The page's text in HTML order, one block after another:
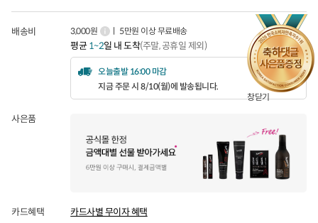
창닫기
배송비 3,000원 ㅣ 5만원 이상 무료배송
평균1~2일 내 도착(주말, 공휴일 제외)
오늘출발 16:00 마감
지금 주문 시 8/10(월)에 발송됩니다.
사은품
카드혜택 카드사별 무이자 혜택